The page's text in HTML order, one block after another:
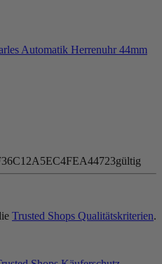
Automatik Herrenuhr 44mm
gültig
Trusted Shops Qualitätskriterien.